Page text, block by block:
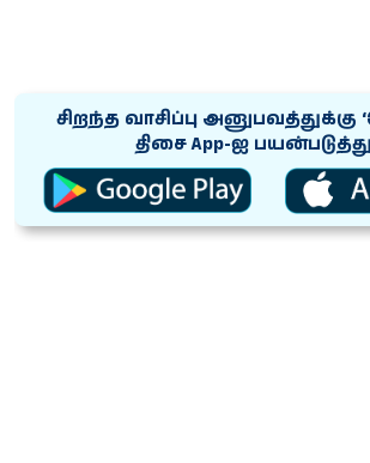
சிறந்த வாசிப்பு அனுபவத்துக்கு
திசை App-ஐ